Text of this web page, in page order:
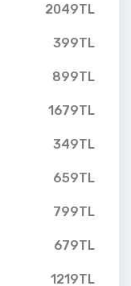
2049TL
399TL
899TL
1679TL
349TL
659TL
799TL
679TL
1219TL